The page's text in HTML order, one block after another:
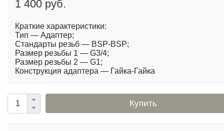
Краткие характеристики:
Тип — Адаптер;
Стандарты резьб — BSP-BSP;
Размер резьбы 1 — G3/4;
Размер резьбы 2 — G1;
Конструкция адаптера — Гайка-Гайка
Купить